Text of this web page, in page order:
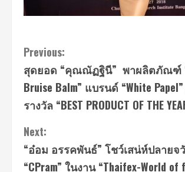
Continue
Reading
Previous:
สุดยอด “คุณณัฏฐินี” พาผลิตภัณฑ์
Bruise Balm” แบรนด์ “White
รางวัล “BEST PRODUCT OF THE
Next:
“อ๋อม อรรคพันธ์” โชว์เสน่ห์ปลายจ
“CPram” ในงาน “Thaifex-World of